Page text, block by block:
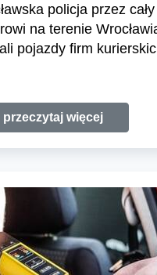
policja przez
na terenie
pojazdy firm
przeczytaj więcej